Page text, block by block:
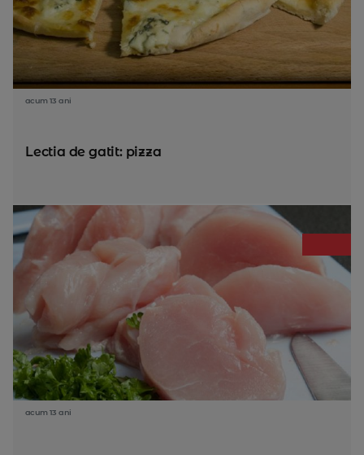
acum 13 ani
Lectia de gatit: pizza
acum 13 ani